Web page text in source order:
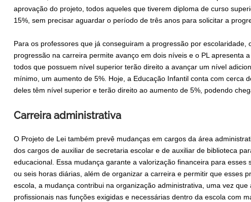
aprovação do projeto, todos aqueles que tiverem diploma de curso
15%, sem precisar aguardar o período de três anos para solicitar a
Para os professores que já conseguiram a progressão por escolaridade,
progressão na carreira permite avanço em dois níveis e o PL apresenta
todos que possuem nível superior terão direito a avançar um nível
mínimo, um aumento de 5%. Hoje, a Educação Infantil conta com cerca
deles têm nível superior e terão direito ao aumento de 5%, podendo
Carreira administrativa
O Projeto de Lei também prevê mudanças em cargos da área
dos cargos de auxiliar de secretaria escolar e de auxiliar de biblioteca
educacional. Essa mudança garante a valorização financeira para
ou seis horas diárias, além de organizar a carreira e permitir que esses
escola, a mudança contribui na organização administrativa, uma vez
profissionais nas funções exigidas e necessárias dentro da escola com